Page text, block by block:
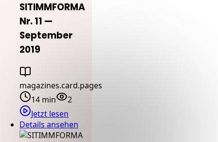
SITIMMFORMA
Nr. 11 —
September
2019
magazines.card.pages
14 min
2
Jetzt lesen
Details ansehen